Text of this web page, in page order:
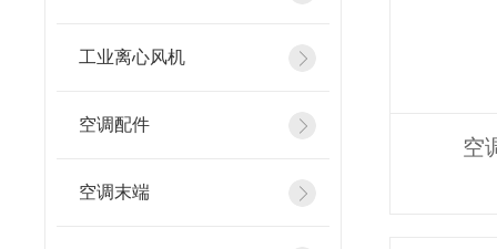
工业离心风机
空调配件
空调末端
空